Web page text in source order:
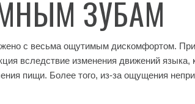
ЗУБАМ
с весьма ощутимым дискомфортом.
вследствие изменения движений
пищи. Более того, из-за ощущения